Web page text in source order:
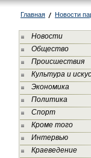
Главная Новости
Новости
Общество
Происшествия
Культура и
Экономика
Политика
Спорт
Кроме того
Интервью
Краеведение